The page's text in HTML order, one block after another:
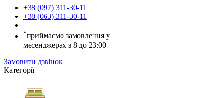
+38 (097) 311-30-11
+38 (063) 311-30-11
*приймаємо замовлення у
месенджерах з 8 до 23:00
Замовити дзвінок
Категорії